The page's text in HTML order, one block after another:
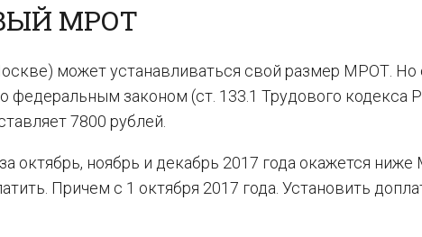
МРОТ
может устанавливаться свой размер МРОТ. Но
законом (ст. 133.1 Трудового кодекса
7800 рублей.
октябрь, ноябрь и декабрь 2017 года окажется
Причем с 1 октября 2017 года. Установить